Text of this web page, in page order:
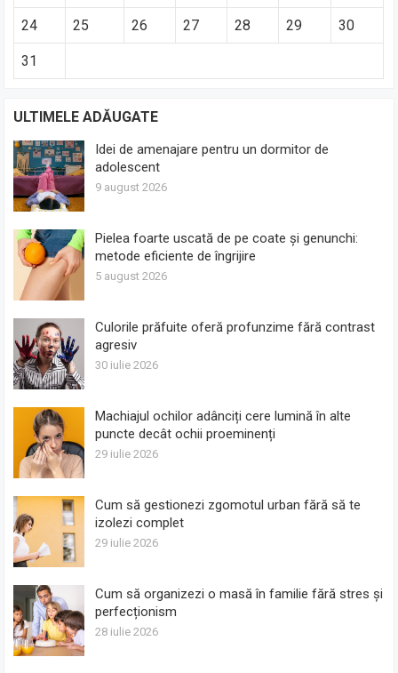
24 25 26 27 28 29 30
31
ULTIMELE ADĂUGATE
Idei de amenajare pentru un dormitor de
adolescent
9 august 2026
Pielea foarte uscată de pe coate și genunchi:
metode eficiente de îngrijire
5 august 2026
Culorile prăfuite oferă profunzime fără contrast
agresiv
30 iulie 2026
Machiajul ochilor adânciți cere lumină în alte
puncte decât ochii proeminenți
29 iulie 2026
Cum să gestionezi zgomotul urban fără să te
izolezi complet
29 iulie 2026
Cum să organizezi o masă în familie fără stres și
perfecționism
28 iulie 2026